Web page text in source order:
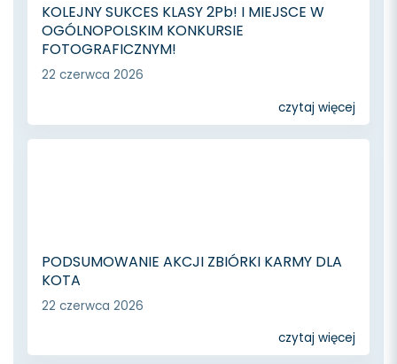
KOLEJNY SUKCES KLASY 2Pb! I MIEJSCE W
OGÓLNOPOLSKIM KONKURSIE
FOTOGRAFICZNYM!
22 czerwca 2026
czytaj więcej
PODSUMOWANIE AKCJI ZBIÓRKI KARMY DLA
KOTA
22 czerwca 2026
czytaj więcej